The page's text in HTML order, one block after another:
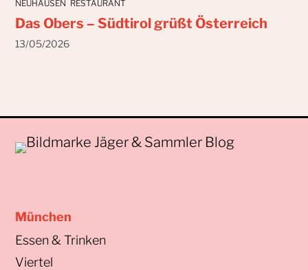
NEUHAUSEN RESTAURANT
Das Obers – Südtirol grüßt Österreich
13/05/2026
München
Essen & Trinken
Viertel